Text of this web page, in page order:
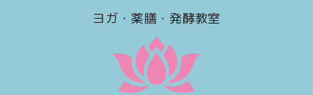
ヨガ・薬膳・発酵教室